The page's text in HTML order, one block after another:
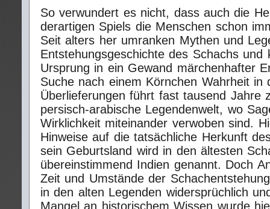
So verwundert es nicht, dass auch die
derartigen Spiels die Menschen schon
Seit alters her umranken Mythen und
Entstehungsgeschichte des Schachs und
Ursprung in ein Gewand märchenhafter
Suche nach einem Körnchen Wahrheit in
Überlieferungen führt fast tausend Jahre
persisch-arabische Legendenwelt, wo
Wirklichkeit miteinander verwoben sind.
Hinweise auf die tatsächliche Herkunft
sein Geburtsland wird in den ältesten
übereinstimmend Indien genannt. Doch
Zeit und Umstände der
in den alten Legenden widersprüchlich
Mangel an historischem Wissen wurde